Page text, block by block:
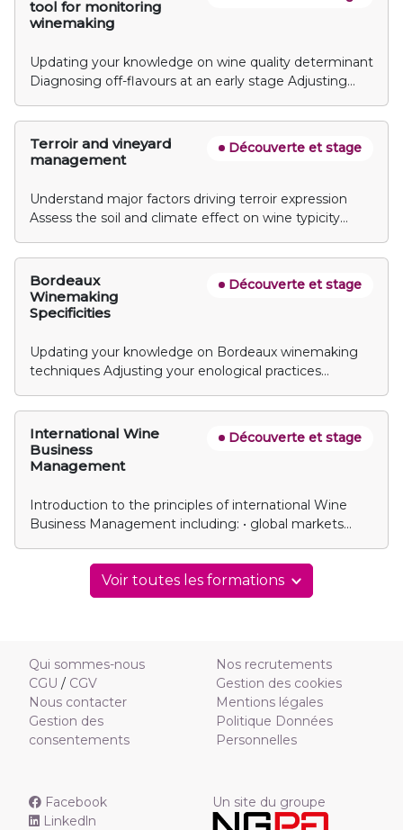
connaissances et compétences pour reconnaître les
mettre en œuvre les méthodes de gestion de ces
maladies, de la pépinière au vignoble. Une part
le regreffage en analysant leurs impacts technique,
technologique et économique.
tool for monitoring
winemaking
Updating your knowledge on wine quality determinant
Diagnosing off-flavours at an early stage Adjusting
Terroir and vineyard
management
Découverte et stage
Understand major factors driving terroir expression
Assess the soil and climate effect on wine typicity
terroir factors and map them Learn how to manage
vineyards in order to optimize terroir expression
Bordeaux
Winemaking
Specificities
Découverte et stage
Updating your knowledge on Bordeaux winemaking
techniques Adjusting your enological practices
sensory impact of key practices
International Wine
Business
Management
Découverte et stage
Introduction to the principles of international Wine
Business Management including: • global markets
Voir toutes les formations
Qui sommes-nous
CGU / CGV
Nous contacter
Gestion des
consentements
Nos recrutements
Gestion des cookies
Mentions légales
Politique Données
Personnelles
Facebook
Linkedln
Un site du groupe